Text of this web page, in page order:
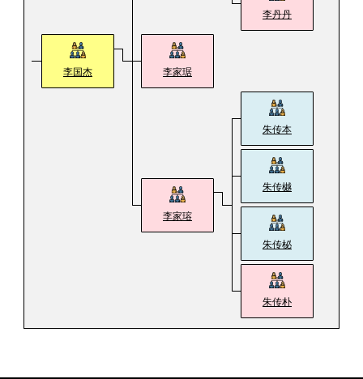
李国杰
李丹丹
李家琚
李家瑢
朱传本
朱传樾
朱传柲
朱传朴